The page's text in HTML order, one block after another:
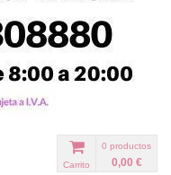
0 productos
0,00 €
Carrito